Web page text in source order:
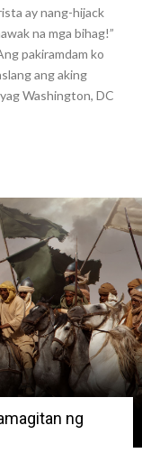
ay nang-hijack
na mga bihag!”
pakiramdam ko
ang aking
Washington, DC
ng